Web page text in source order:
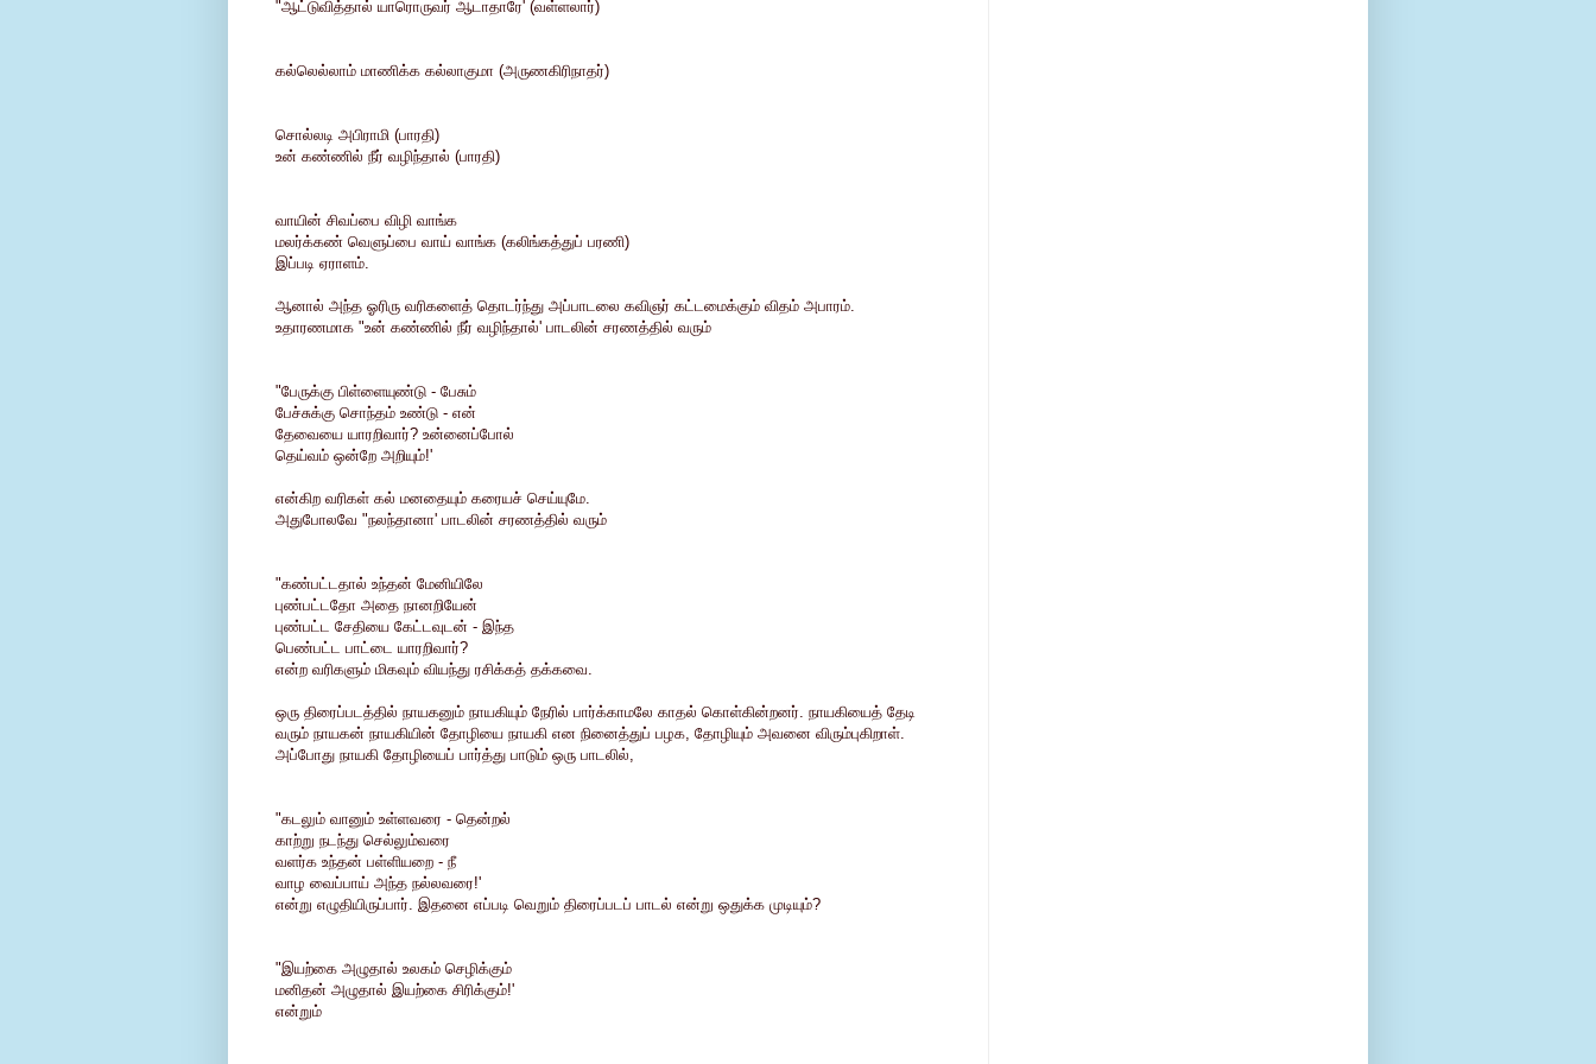
"ஆட்டுவித்தால் யாரொருவர் ஆடாதாரே' (வள்ளலார்)
கல்லெல்லாம் மாணிக்க கல்லாகுமா (அருணகிரிநாதர்)
சொல்லடி அபிராமி (பாரதி)
உன் கண்ணில் நீர் வழிந்தால் (பாரதி)
வாயின் சிவப்பை விழி வாங்க
மலர்க்கண் வெளுப்பை வாய் வாங்க (கலிங்கத்துப் பரணி)
இப்படி ஏராளம்.
ஆனால் அந்த ஓரிரு வரிகளைத் தொடர்ந்து அப்பாடலை கவிஞர் கட்டமைக்கும் விதம் அபாரம்.
உதாரணமாக "உன் கண்ணில் நீர் வழிந்தால்' பாடலின் சரணத்தில் வரும்
"பேருக்கு பிள்ளையுண்டு - பேசும்
பேச்சுக்கு சொந்தம் உண்டு - என்
தேவையை யாரறிவார்? உன்னைப்போல்
தெய்வம் ஒன்றே அறியும்!'
என்கிற வரிகள் கல் மனதையும் கரையச் செய்யுமே.
அதுபோலவே "நலந்தானா' பாடலின் சரணத்தில் வரும்
"கண்பட்டதால் உந்தன் மேனியிலே
புண்பட்டதோ அதை நானறியேன்
புண்பட்ட சேதியை கேட்டவுடன் - இந்த
பெண்பட்ட பாட்டை யாரறிவார்?
என்ற வரிகளும் மிகவும் வியந்து ரசிக்கத் தக்கவை.
ஒரு திரைப்படத்தில் நாயகனும் நாயகியும் நேரில் பார்க்காமலே காதல் கொள்கின்றனர். நாயகியைத் தேடி
வரும் நாயகன் நாயகியின் தோழியை நாயகி என நினைத்துப் பழக, தோழியும் அவனை விரும்புகிறாள்.
அப்போது நாயகி தோழியைப் பார்த்து பாடும் ஒரு பாடலில்,
"கடலும் வானும் உள்ளவரை - தென்றல்
காற்று நடந்து செல்லும்வரை
வளர்க உந்தன் பள்ளியறை - நீ
வாழ வைப்பாய் அந்த நல்லவரை!'
என்று எழுதியிருப்பார். இதனை எப்படி வெறும் திரைப்படப் பாடல் என்று ஒதுக்க முடியும்?
"இயற்கை அழுதால் உலகம் செழிக்கும்
மனிதன் அழுதால் இயற்கை சிரிக்கும்!'
என்றும்